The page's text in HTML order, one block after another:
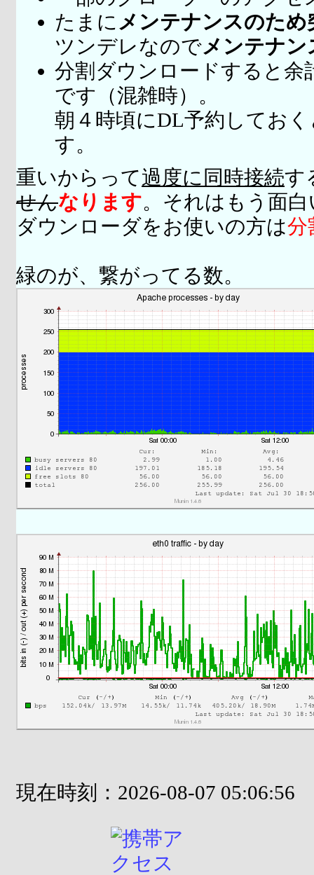
たまに メンテナンスのため
ツンデレなのでメンテナ
分割ダウンロードすると余
です（混雑時）。
朝４時頃にDL予約してお
す。
重いからって過度に同時接続す
せんなります。それはもう面
ダウンローダをお使いの方は分
緑のが、繋がってる数。
現在時刻：2026-08-07 05:06:56